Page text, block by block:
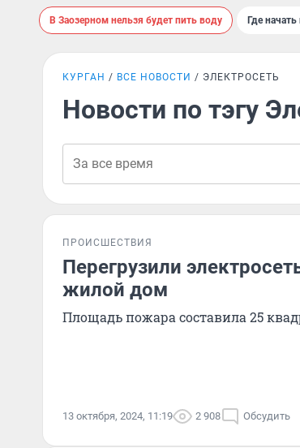
В Заозерном нельзя будет пить воду Где
КУРГАН ВСЕ НОВОСТИ ЭЛЕКТРОСЕТЬ
Новости по тэгу
ПРОИСШЕСТВИЯ
Перегрузили
жилой дом
Площадь пожара составила 25
13 октября, 2024, 11:19 2 908 Обсудить